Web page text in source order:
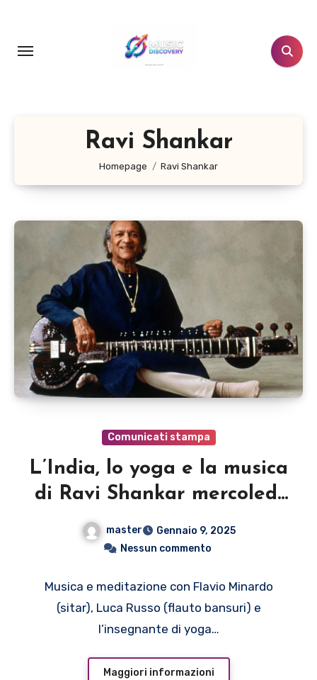
contenuto
Ravi Shankar
Homepage Ravi Shankar
Comunicati stampa
L’India, lo yoga e la musica
di Ravi Shankar mercoledì
22 gennaio al Polillo ARt
COntainer di Milano
master
Gennaio 9, 2025
Nessun commento
Musica e meditazione con Flavio Minardo
(sitar), Luca Russo (flauto bansuri) e
l’insegnante di yoga…
Maggiori informazioni